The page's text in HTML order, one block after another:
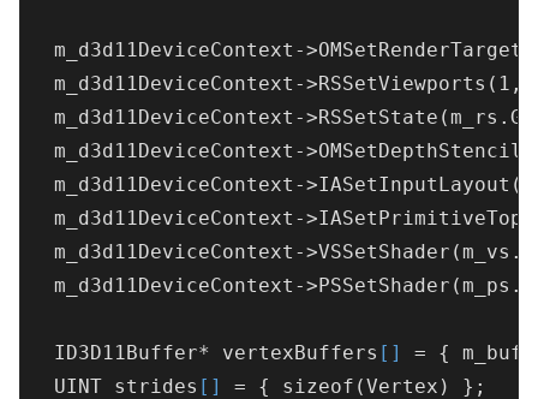
  m_d3d11DeviceContext->
  m_d3d11DeviceContext->
RSSetViewports(1,
  m_d3d11DeviceContext->
RSSetState(m_rs
  m_d3d11DeviceContext->
  m_d3d11DeviceContext->
IASetInputLayout(
  m_d3d11DeviceContext->
  m_d3d11DeviceContext->
VSSetShader(m_vs
  m_d3d11DeviceContext->
PSSetShader(m_ps
  ID3D11Buffer* vertexBuffers
[]
= {
  UINT strides
[]
= { sizeof(Vertex) };